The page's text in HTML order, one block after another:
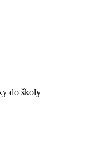
do školy